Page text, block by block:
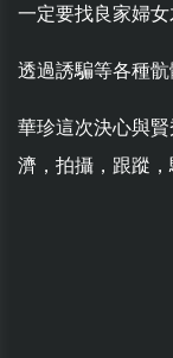
一定要找良家婦女
透過誘騙等各種骯
華珍這次決心與
濟，拍攝，跟蹤，